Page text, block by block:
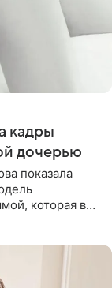
кадры
дочерью
показала
которая в